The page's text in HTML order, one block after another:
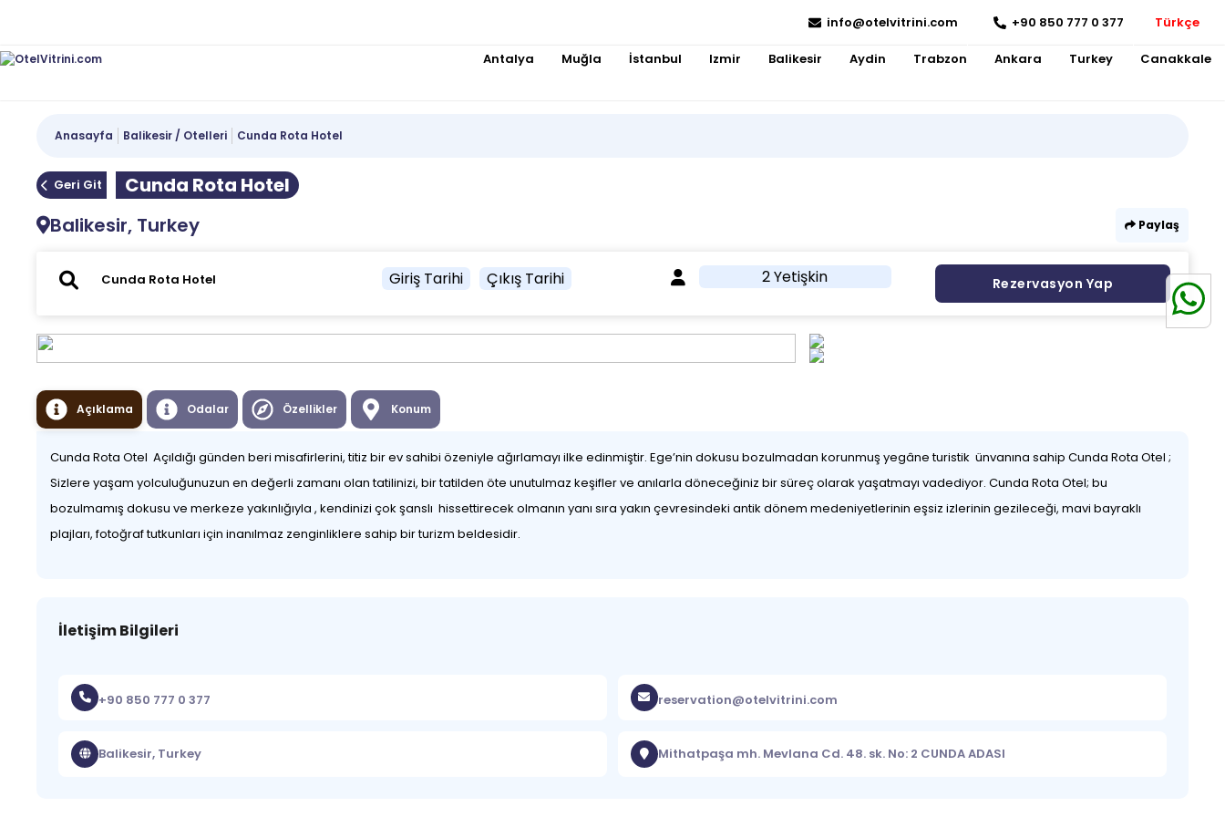
info@otelvitrini.com +90 850 777 0 377 Türkçe
Antalya Muğla İstanbul Izmir Balikesir Aydin Trabzon Ankara Turkey Canakkale
Anasayfa Balikesir / Otelleri Cunda Rota Hotel
Geri Git
Cunda Rota Hotel
Balikesir, Turkey
Paylaş
Giriş Tarihi Çıkış Tarihi 2 Yetişkin Rezervasyon Yap
Açıklama Odalar Özellikler Konum
Cunda Rota Otel Açıldığı günden beri misafirlerini, titiz bir ev sahibi özeniyle ağırlamayı ilke edinmiştir. Ege’nin dokusu bozulmadan korunmuş yegâne turistik ünvanına sahip Cunda Rota Otel ;
Sizlere yaşam yolculuğunuzun en değerli zamanı olan tatilinizi, bir tatilden öte unutulmaz keşifler ve anılarla döneceğiniz bir süreç olarak yaşatmayı vadediyor. Cunda Rota Otel; bu
bozulmamış dokusu ve merkeze yakınlığıyla , kendinizi çok şanslı hissettirecek olmanın yanı sıra yakın çevresindeki antik dönem medeniyetlerinin eşsiz izlerinin gezileceği, mavi bayraklı
plajları, fotoğraf tutkunları için inanılmaz zenginliklere sahip bir turizm beldesidir.
İletişim Bilgileri
+90 850 777 0 377 reservation@otelvitrini.com
Balikesir, Turkey Mithatpaşa mh. Mevlana Cd. 48. sk. No: 2 CUNDA ADASI